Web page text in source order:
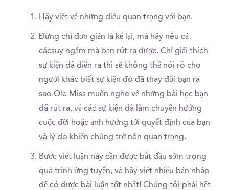
Hãy viết về những điều quan trọng với bạn.
Đừng chỉ đơn giản là kể lại, mà hãy nêu cả
cácsuy ngẫm mà bạn rút ra được. Chỉ giải thích
sự kiện đã diễn ra thì sẽ không thể nói rõ cho
người khác biết sự kiện đó đã thay đổi bạn ra
sao.Ole Miss muốn nghe về những bài học bạn
đã rút ra, về các sự kiện đã làm chuyển hướng
cuộc đời hoặc ảnh hưởng tới quyết định của bạn
và lý do khiến chúng trở nên quan trọng.
Bước viết luận này cần được bắt đầu sớm trong
quá trình ứng tuyển, và hãy viết nhiều bản nháp
để có được bài luận tốt nhất! Chúng tôi phải hết